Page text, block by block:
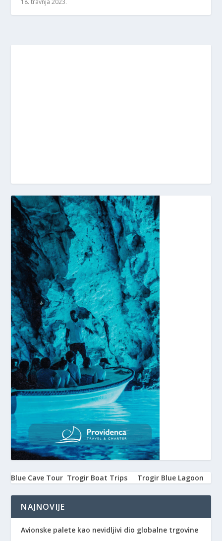
Blue Cave Tour Trogir Boat Trips Trogir Blue Lagoon
NAJNOVIJE
Avionske palete kao nevidljivi dio globalne trgovine